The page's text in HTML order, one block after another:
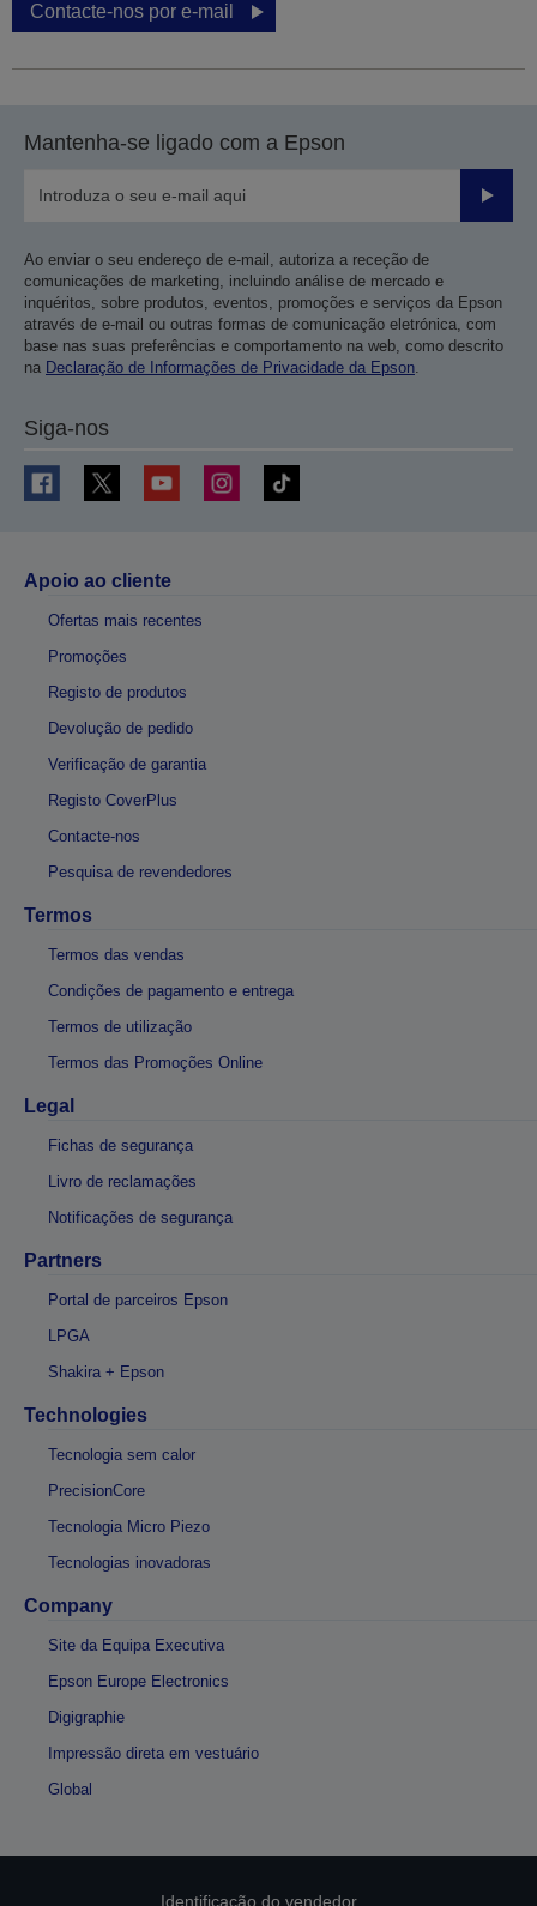
Contacte-nos por e-mail
Mantenha-se ligado com a Epson
Enviar
Ao enviar o seu endereço de e-mail, autoriza a receção de
comunicações de marketing, incluindo análise de mercado e
inquéritos, sobre produtos, eventos, promoções e serviços da Epson
através de e-mail ou outras formas de comunicação eletrónica, com
base nas suas preferências e comportamento na web, como descrito
na Declaração de Informações de Privacidade da Epson.
Siga-nos
Apoio ao cliente
Ofertas mais recentes
Promoções
Registo de produtos
Devolução de pedido
Verificação de garantia
Registo CoverPlus
Contacte-nos
Pesquisa de revendedores
Termos
Termos das vendas
Condições de pagamento e entrega
Termos de utilização
Termos das Promoções Online
Legal
Fichas de segurança
Livro de reclamações
Notificações de segurança
Partners
Portal de parceiros Epson
LPGA
Shakira + Epson
Technologies
Tecnologia sem calor
PrecisionCore
Tecnologia Micro Piezo
Tecnologias inovadoras
Company
Site da Equipa Executiva
Epson Europe Electronics
Digigraphie
Impressão direta em vestuário
Global
Identificação do vendedor